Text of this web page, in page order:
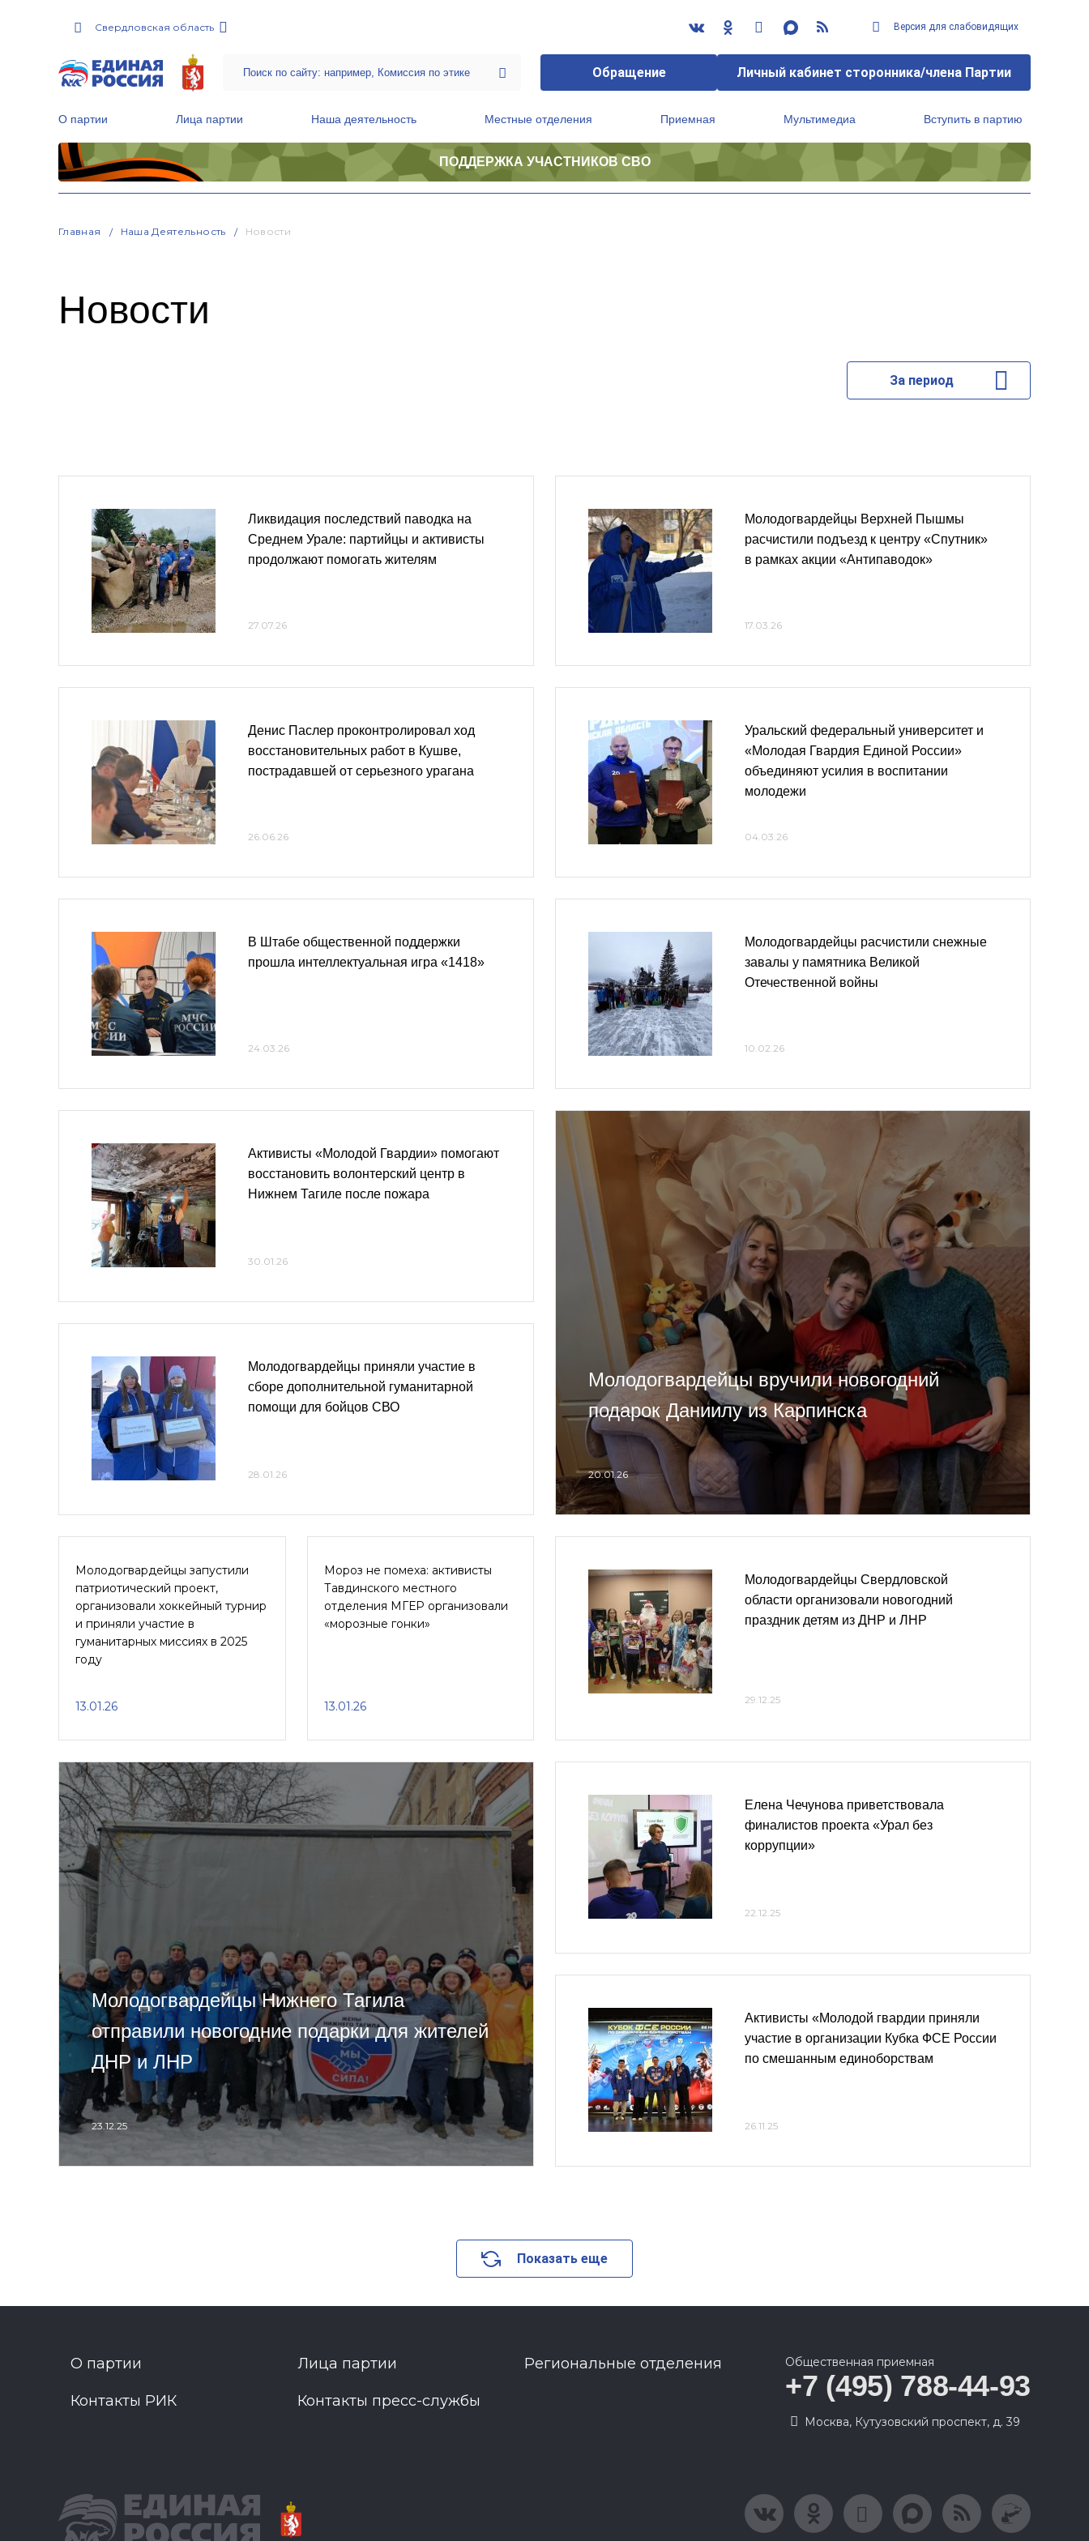
Свердловская область Версия для слабовидящих
Обращение Личный кабинет сторонника/члена Партии
О партии Лица партии Наша деятельность Местные отделения Приемная Мультимедиа Вступить в партию
ПОДДЕРЖКА УЧАСТНИКОВ СВО
Главная Наша Деятельность Новости
Новости
За период
Ликвидация последствий паводка на
Среднем Урале: партийцы и активисты
продолжают помогать жителям
27.07.26
Денис Паслер проконтролировал ход
восстановительных работ в Кушве,
пострадавшей от серьезного урагана
26.06.26
В Штабе общественной поддержки
прошла интеллектуальная игра «1418»
24.03.26
Молодогвардейцы Верхней Пышмы
расчистили подъезд к центру «Спутник»
в рамках акции «Антипаводок»
17.03.26
Уральский федеральный университет и
«Молодая Гвардия Единой России»
объединяют усилия в воспитании
молодежи
04.03.26
Молодогвардейцы расчистили снежные
завалы у памятника Великой
Отечественной войны
10.02.26
Активисты «Молодой Гвардии» помогают
восстановить волонтерский центр в
Нижнем Тагиле после пожара
30.01.26
Молодогвардейцы приняли участие в
сборе дополнительной гуманитарной
помощи для бойцов СВО
28.01.26
Молодогвардейцы вручили новогодний
подарок Даниилу из Карпинска
20.01.26
Молодогвардейцы запустили
патриотический проект,
организовали хоккейный турнир
и приняли участие в
гуманитарных миссиях в 2025
году
13.01.26
Мороз не помеха: активисты
Тавдинского местного
отделения МГЕР организовали
«морозные гонки»
13.01.26
Молодогвардейцы Свердловской
области организовали новогодний
праздник детям из ДНР и ЛНР
29.12.25
Молодогвардейцы Нижнего Тагила
отправили новогодние подарки для жителей
ДНР и ЛНР
23.12.25
Елена Чечунова приветствовала
финалистов проекта «Урал без
коррупции»
22.12.25
Активисты «Молодой гвардии приняли
участие в организации Кубка ФСЕ России
по смешанным единоборствам
26.11.25
Показать еще
О партии Лица партии Региональные отделения
Контакты РИК Контакты пресс-службы
Общественная приемная
+7 (495) 788-44-93
Москва, Кутузовский проспект, д. 39